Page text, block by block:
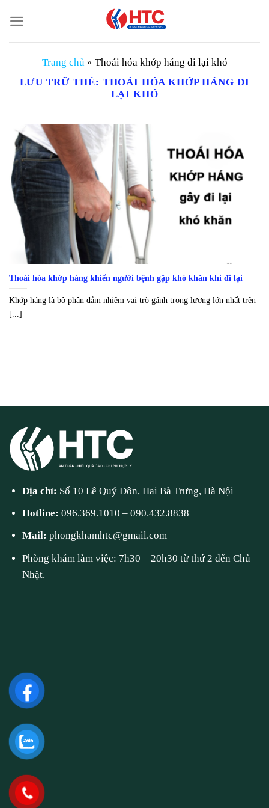
đến
nội
Trang chủ » Thoái hóa khớp háng đi lại khó
LƯU TRỮ THẺ: THOÁI HÓA KHỚP HÁNG ĐI
LẠI KHÓ
Thoái hóa khớp háng khiến người bệnh gặp khó khăn khi đi lại
Khớp háng là bộ phận đảm nhiệm vai trò gánh trọng lượng lớn nhất trên
[...]
Địa chỉ: Số 10 Lê Quý Đôn, Hai Bà Trưng, Hà Nội
Hotline:096.369.1010 –090.432.8838
Mail:phongkhamhtc@gmail.com
Phòng khám làm việc: 7h30 – 20h30 từ thứ 2 đến Chủ
Nhật.